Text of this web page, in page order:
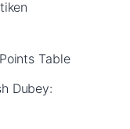
Table
Dubey: